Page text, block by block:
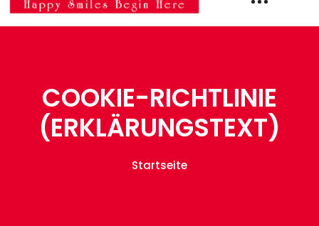
COOKIE-RICHTLINIE
(ERKLÄRUNGSTEXT)
Startseite